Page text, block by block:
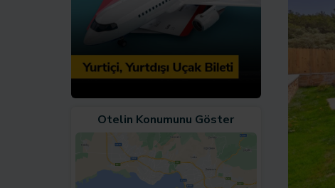
Otelin Konumunu Göster